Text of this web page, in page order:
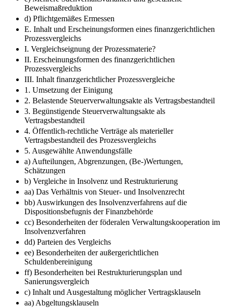
Beweismaßreduktion
d) Pflichtgemäßes Ermessen
E. Inhalt und Erscheinungsformen eines finanzgerichtlichen
Prozessvergleichs
I. Vergleichseignung der Prozessmaterie?
II. Erscheinungsformen des finanzgerichtlichen
Prozessvergleichs
III. Inhalt finanzgerichtlicher Prozessvergleiche
1. Umsetzung der Einigung
2. Belastende Steuerverwaltungsakte als Vertragsbestandteil
3. Begünstigende Steuerverwaltungsakte als
Vertragsbestandteil
4. Öffentlich-rechtliche Verträge als materieller
Vertragsbestandteil des Prozessvergleichs
5. Ausgewählte Anwendungsfälle
a) Aufteilungen, Abgrenzungen, (Be-)Wertungen,
Schätzungen
b) Vergleiche in Insolvenz und Restrukturierung
aa) Das Verhältnis von Steuer- und Insolvenzrecht
bb) Auswirkungen des Insolvenzverfahrens auf die
Dispositionsbefugnis der Finanzbehörde
cc) Besonderheiten der föderalen Verwaltungskooperation im
Insolvenzverfahren
dd) Parteien des Vergleichs
ee) Besonderheiten der außergerichtlichen
Schuldenbereinigung
ff) Besonderheiten bei Restrukturierungsplan und
Sanierungsvergleich
c) Inhalt und Ausgestaltung möglicher Vertragsklauseln
aa) Abgeltungsklauseln